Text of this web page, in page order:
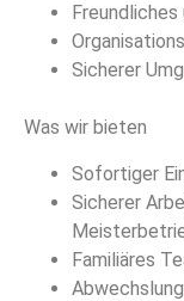
Sicherer
Was wir bieten
Sofortiger
Sicherer
Familiäres